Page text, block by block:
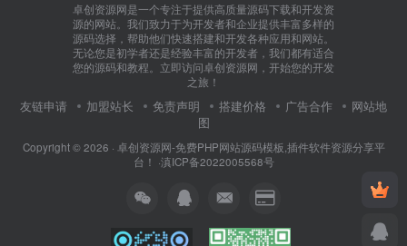
卓创资源网是一个专注于提供高质量源码下载和开发资
源的网站。我们致力于为开发者和企业提供丰富多样的
源码选择，帮助他们快速搭建和开发各种应用和网站。
无论您是初学者还是经验丰富的开发者，我们都有适合
您的源码和教程。立即访问卓创资源网，开始您的开发
之旅！
友链申请 加盟站长 免责声明 搭建价格 广告合作
网站地
图
Copyright © 2026 · 卓创资源网-免费PHP网站源码模板,插件软件资源分享平
台！ ·滇ICP备2022005568号